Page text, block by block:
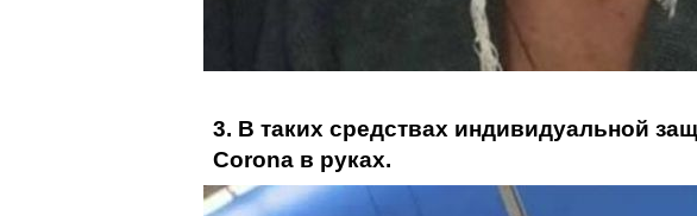
3. В таких средствах индивидуальной
Corona в руках.